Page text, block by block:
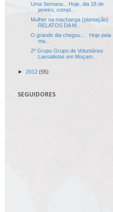
Uma Semana... Hoje, dia 18 de
janeiro, compl...
Mulher na machanga (plantação)
RELATOS DA M...
O grande dia chegou... Hoje pela
ma...
2º Grupo Grupo de Voluntários
Lassalistas em Moçam...
► 2012 (55)
SEGUIDORES